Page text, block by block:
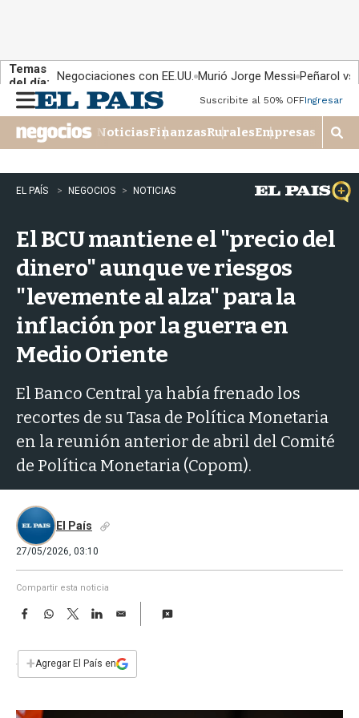
Temas
del día: Negociaciones con EE.UU. Murió Jorge Messi Peñarol
n
u
Suscribite al 50% OFFIngresar
NoticiasFinanzasRuralesEmpresas
M
o
s
t
r
EL PAÍS NEGOCIOS NOTICIAS
El BCU mantiene el "precio del
dinero" aunque ve riesgos
"levemente al alza" para la
inflación por la guerra en
Medio Oriente
El Banco Central ya había frenado los
recortes de su Tasa de Política Monetaria
en la reunión anterior de abril del Comité
de Política Monetaria (Copom).
El País
27/05/2026, 03:10
Compartir esta noticia
F
e
b
W
s
T
w
t
L
E
i
l
+Agregar El País en